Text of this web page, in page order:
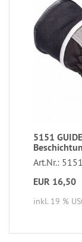
5151
Art.Nr.:
EUR 16,50
inkl. 19 %